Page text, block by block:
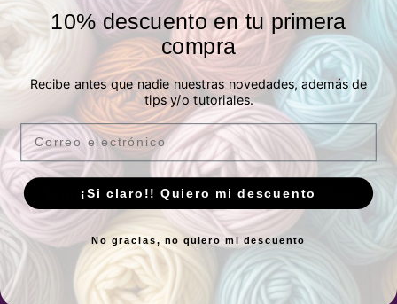
P.º de los Artilleros, 21 Posterior, Local 1,
Vicálvaro, 28032 Madrid, España -Ver
ubicación
Horario
Lunes a Viernes:10.00 a 13.30h y 17.00 a
20.00h
Sábados:10.00 a 14.00h
10% descuento en tu primera
compra
Recibe antes que nadie nuestras novedades, además de
tips y/o tutoriales.
Email
¡Si claro!! Quiero mi descuento
No gracias, no quiero mi descuento